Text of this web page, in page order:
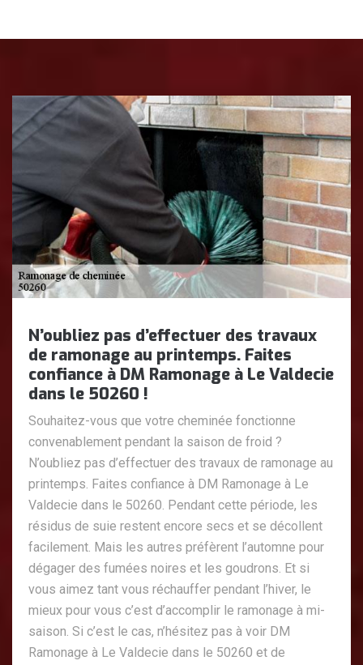
N’oubliez pas d’effectuer des travaux
de ramonage au printemps. Faites
confiance à DM Ramonage à Le Valdecie
dans le 50260 !
Souhaitez-vous que votre cheminée fonctionne
convenablement pendant la saison de froid ?
N’oubliez pas d’effectuer des travaux de ramonage au
printemps. Faites confiance à DM Ramonage à Le
Valdecie dans le 50260. Pendant cette période, les
résidus de suie restent encore secs et se décollent
facilement. Mais les autres préfèrent l’automne pour
dégager des fumées noires et les goudrons. Et si
vous aimez tant vous réchauffer pendant l’hiver, le
mieux pour vous c’est d’accomplir le ramonage à mi-
saison. Si c’est le cas, n’hésitez pas à voir DM
Ramonage à Le Valdecie dans le 50260 et de